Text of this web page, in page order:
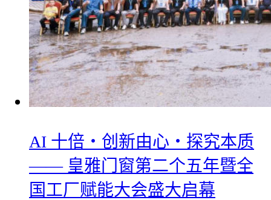
AI 十倍・创新由心・探究本质
—— 皇雅门窗第二个五年暨全
国工厂赋能大会盛大启幕